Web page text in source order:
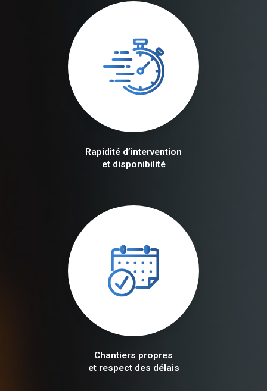
Rapidité d’intervention
et disponibilité
Chantiers propres
et respect des délais